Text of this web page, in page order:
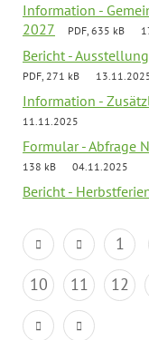
Information -
2027
PDF, 635 kB
Bericht -
PDF, 271 kB
Information -
11.11.2025
Formular - Abfrage
138 kB
04.11.2025
Bericht -
1
10
11 12